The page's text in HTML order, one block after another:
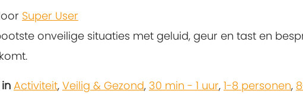
Super User
onveilige situaties met geluid, geur en tast en
Activiteit, Veilig & Gezond, 30 min - 1 uur, 1-8 personen,